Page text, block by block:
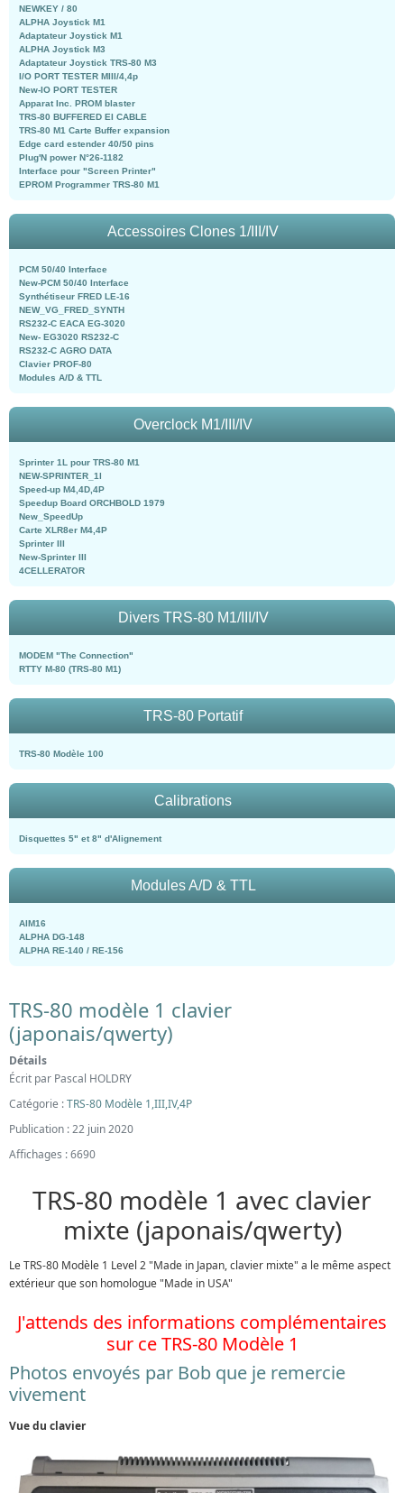
NEWKEY / 80
ALPHA Joystick M1
Adaptateur Joystick M1
ALPHA Joystick M3
Adaptateur Joystick TRS-80 M3
I/O PORT TESTER MIII/4,4p
New-IO PORT TESTER
Apparat Inc. PROM blaster
TRS-80 BUFFERED EI CABLE
TRS-80 M1 Carte Buffer expansion
Edge card estender 40/50 pins
Plug'N power N°26-1182
Interface pour "Screen Printer"
EPROM Programmer TRS-80 M1
Accessoires Clones 1/III/IV
PCM 50/40 Interface
New-PCM 50/40 Interface
Synthétiseur FRED LE-16
NEW_VG_FRED_SYNTH
RS232-C EACA EG-3020
New- EG3020 RS232-C
RS232-C AGRO DATA
Clavier PROF-80
Modules A/D & TTL
Overclock M1/III/IV
Sprinter 1L pour TRS-80 M1
NEW-SPRINTER_1l
Speed-up M4,4D,4P
Speedup Board ORCHBOLD 1979
New_SpeedUp
Carte XLR8er M4,4P
Sprinter III
New-Sprinter III
4CELLERATOR
Divers TRS-80 M1/III/IV
MODEM "The Connection"
RTTY M-80 (TRS-80 M1)
TRS-80 Portatif
TRS-80 Modèle 100
Calibrations
Disquettes 5" et 8" d'Alignement
Modules A/D & TTL
AIM16
ALPHA DG-148
ALPHA RE-140 / RE-156
TRS-80 modèle 1 clavier
(japonais/qwerty)
Détails
Écrit par Pascal HOLDRY
Catégorie :TRS-80 Modèle 1,III,IV,4P
Publication : 22 juin 2020
Affichages : 6690
TRS-80 modèle 1 avec clavier
mixte (japonais/qwerty)
Le TRS-80 Modèle 1 Level 2 "Made in Japan, clavier mixte" a le même aspect
extérieur que son homologue "Made in USA"
J'attends des informations complémentaires
sur ce TRS-80 Modèle 1
Photos envoyés par Bob que je remercie
vivement
Vue du clavier